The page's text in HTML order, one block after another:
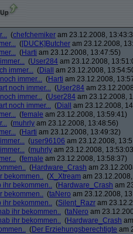
(chefchemiker am 23.12.2008,
([DUCK]Butcher am 23.12.2008,
(Harti am 23.12.2008, 13:47:55)
(User284 am 23.12.2008,
immer... (Diall
am 23.12.2008,
immer... (Harti am 23.12.2008,
noch immer... (User284 am
immer... (User284 am 23.12.2008,
noch immer... (Diall
am 23.12.2008,
(female am 23.12.2008, 13:59:41)
(muhrly am 23.12.2008, 13:48:56)
(Harti am 23.12.2008, 13:49:32)
(user96106 am 23.12.2008,
(muhrly am 23.12.2008,
(female am 23.12.2008, 13:58:37)
(Hardware_Crash am
bekommen.. (X_Xtream am
ihr bekommen.. (Hardware_Crash am
bekommen.. (taNero am 23.12.2008,
ihr bekommen.. (Silent_Razr am
ihr bekommen.. (taNero am
ihr bekommen.. (Hardware_Crash
(Der Erziehungsberechtigte am